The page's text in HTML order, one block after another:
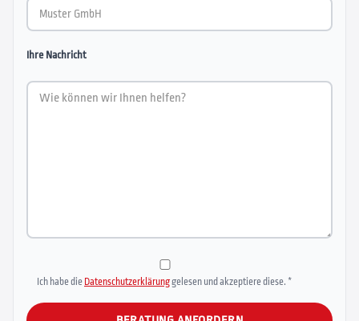
Ihre Nachricht
Ich habe die Datenschutzerklärunggelesen und akzeptiere diese. *